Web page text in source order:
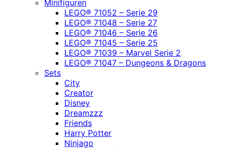
Minifiguren
LEGO® 71052 – Serie 29
LEGO® 71048 – Serie 27
LEGO® 71046 – Serie 26
LEGO® 71045 – Serie 25
LEGO® 71039 – Marvel Serie 2
LEGO® 71047 – Dungeons & Dragons
Sets
City
Creator
Disney
Dreamzzz
Friends
Harry Potter
Ninjago